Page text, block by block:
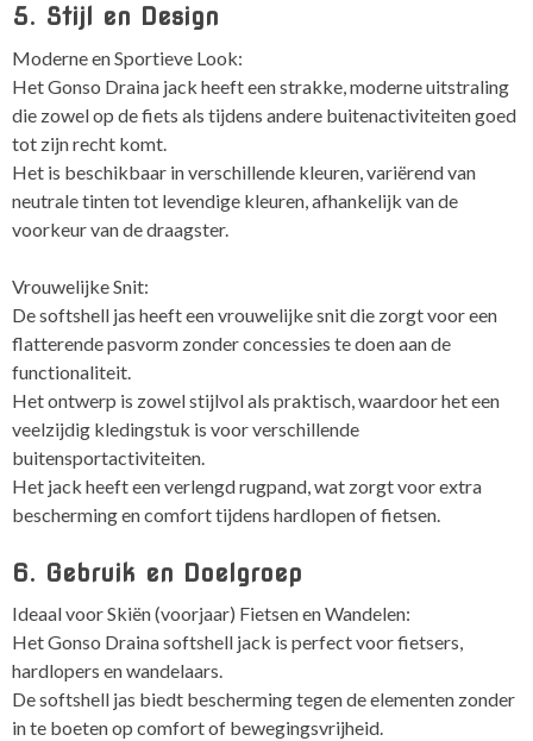
5. Stijl en Design
Moderne en Sportieve Look:
Het Gonso Draina jack heeft een strakke, moderne uitstraling
die zowel op de fiets als tijdens andere buitenactiviteiten goed
tot zijn recht komt.
Het is beschikbaar in verschillende kleuren, variërend van
neutrale tinten tot levendige kleuren, afhankelijk van de
voorkeur van de draagster.
Vrouwelijke Snit:
De softshell jas heeft een vrouwelijke snit die zorgt voor een
flatterende pasvorm zonder concessies te doen aan de
functionaliteit.
Het ontwerp is zowel stijlvol als praktisch, waardoor het een
veelzijdig kledingstuk is voor verschillende
buitensportactiviteiten.
Het jack heeft een verlengd rugpand, wat zorgt voor extra
bescherming en comfort tijdens hardlopen of fietsen.
6. Gebruik en Doelgroep
Ideaal voor Skiën (voorjaar) Fietsen en Wandelen:
Het Gonso Draina softshell jack is perfect voor fietsers,
hardlopers en wandelaars.
De softshell jas biedt bescherming tegen de elementen zonder
in te boeten op comfort of bewegingsvrijheid.